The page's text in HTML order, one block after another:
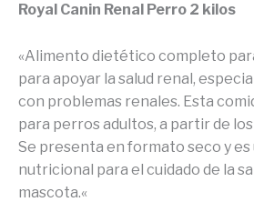
Royal Canin Renal Perro 2 kilos
«Alimento dietético completo
para apoyar la salud renal,
con problemas renales. Esta
para perros adultos, a partir de los
Se presenta en formato seco y es
nutricional para el cuidado de la
mascota.«